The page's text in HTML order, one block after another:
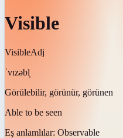
Visible
VisibleAdj
ˈvɪzəbl̩
Görülebilir, görünür, görünen
Able to be seen
Eş anlamlılar: Observable